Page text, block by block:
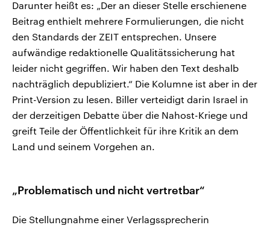
Darunter heißt es: „Der an dieser Stelle erschienene
Beitrag enthielt mehrere Formulierungen, die nicht
den Standards der ZEIT entsprechen. Unsere
aufwändige redaktionelle Qualitätssicherung hat
leider nicht gegriffen. Wir haben den Text deshalb
nachträglich depubliziert.“ Die Kolumne ist aber in der
Print-Version zu lesen. Biller verteidigt darin Israel in
der derzeitigen Debatte über die Nahost-Kriege und
greift Teile der Öffentlichkeit für ihre Kritik an dem
Land und seinem Vorgehen an.
„Problematisch und nicht vertretbar“
Die Stellungnahme einer Verlagssprecherin